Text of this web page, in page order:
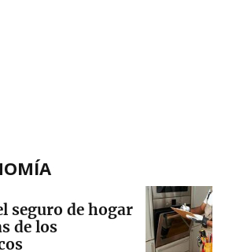
seguro de hogar
de los